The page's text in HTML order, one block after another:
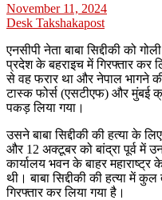
November 11, 2024
Desk Takshakapost
एनसीपी नेता बाबा सिद्दीकी को
प्रदेश के बहराइच में गिरफ्तार कर
से वह फरार था और नेपाल भागने
टास्क फोर्स (एसटीएफ) और मुंबई
पकड़ लिया गया।
उसने बाबा सिद्दीकी की हत्या के
और 12 अक्टूबर को बांद्रा पूर्व में
कार्यालय भवन के बाहर
थी। बाबा सिद्दीकी की हत्या में
गिरफ्तार कर लिया गया है।